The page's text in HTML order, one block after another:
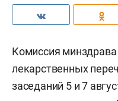
Комиссия
лекарственных
заседаний 5 и 7